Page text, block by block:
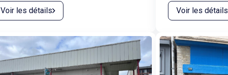
Voir les détails Voir les détails